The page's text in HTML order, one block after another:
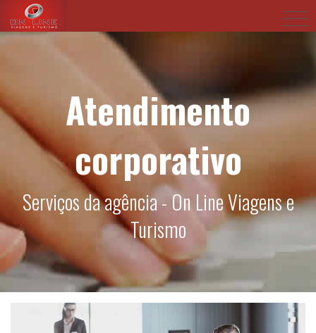
Atendimento
corporativo
Serviços da agência - On Line Viagens e
Turismo